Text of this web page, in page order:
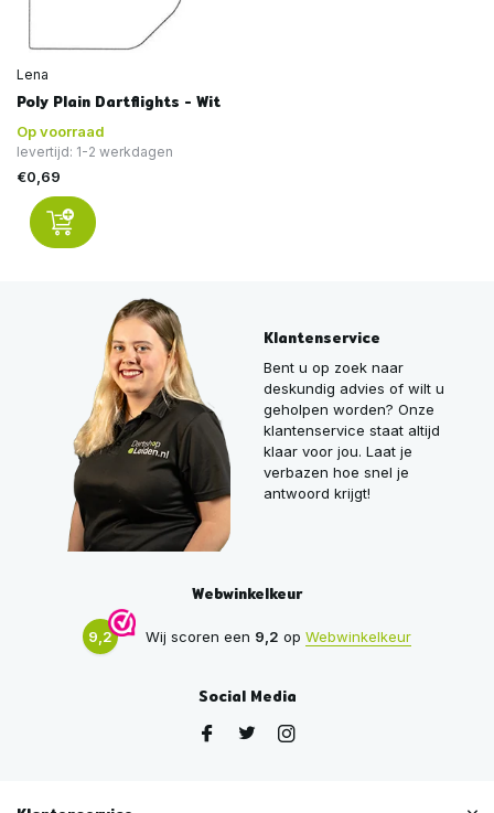
Lena
Poly Plain Dartflights - Wit
Op voorraad
levertijd: 1-2 werkdagen
€0,69
Klantenservice
Bent u op zoek naar
deskundig advies of wilt u
geholpen worden? Onze
klantenservice staat altijd
klaar voor jou. Laat je
verbazen hoe snel je
antwoord krijgt!
Webwinkelkeur
9,2 Wij scoren een 9,2 op Webwinkelkeur
Social Media